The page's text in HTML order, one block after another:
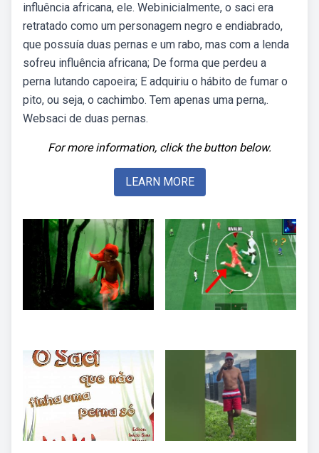
influência africana, ele. Webinicialmente, o saci era
retratado como um personagem negro e endiabrado,
que possuía duas pernas e um rabo, mas com a lenda
sofreu influência africana; De forma que perdeu a
perna lutando capoeira; E adquiriu o hábito de fumar o
pito, ou seja, o cachimbo. Tem apenas uma perna,.
Websaci de duas pernas.
For more information, click the button below.
LEARN MORE